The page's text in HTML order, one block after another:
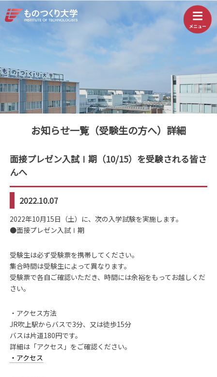
お知らせ一覧（受験生の方へ）詳細
面接プレゼン入試Ⅰ期（10/15）を受験される皆さ
んへ
2022.10.07
2022年10月15日（土）に、次の入学試験を実施します。
●面接プレゼン入試Ⅰ期
受験生は必ず受験票を携帯してください。
集合時間は受験生によって異なります。
受験票で各自ご確認いただき、時間には余裕をもってお越しくだ
さい。
・アクセス方法
JR吹上駅からバスで3分、又は徒歩15分
バスは片道180円です。
詳細は「アクセス」をご確認ください。
・アクセス